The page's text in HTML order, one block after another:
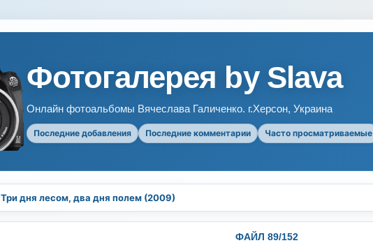
Фотогалерея by Slava
Онлайн фотоальбомы Вячеслава Галиченко. г.Херсон, Украина
Последние добавления Последние комментарии Часто просматриваемые
Три дня лесом, два дня полем (2009)
ФАЙЛ 89/152